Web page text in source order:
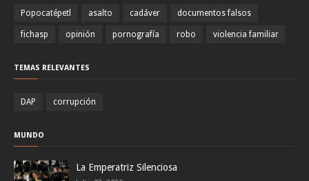
Popocatépetl asalto cadáver documentos falsos
fichasp opinión pornografía robo violencia familiar
TEMAS RELEVANTES
DAP corrupción
MUNDO
La Emperatriz Silenciosa